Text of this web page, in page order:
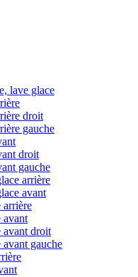
lave glace
droit
gauche
droit
gauche
arrière
avant
arrière
avant
avant droit
gauche